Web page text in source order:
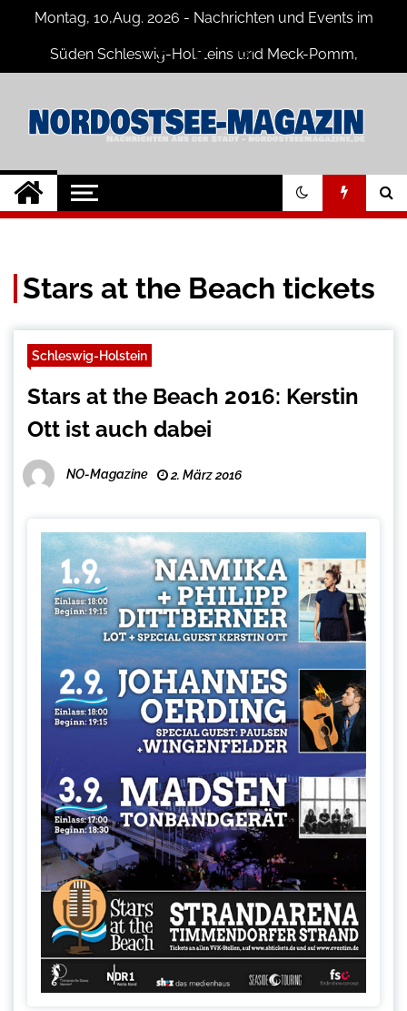
Montag, 10,Aug. 2026 - Nachrichten und Events im
Süden Schleswig-Holsteins und Meck-Pomm,
Nord-Ostsee-
Magazine Blog
Der Blog der Nord-Ostsee Magazine
Stars at the Beach tickets
Schleswig-Holstein
Stars at the Beach 2016: Kerstin
Ott ist auch dabei
NO-Magazine 2. März 2016